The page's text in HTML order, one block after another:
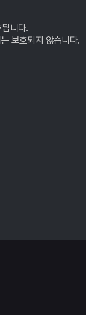
니다.
보호되지 않습니다.